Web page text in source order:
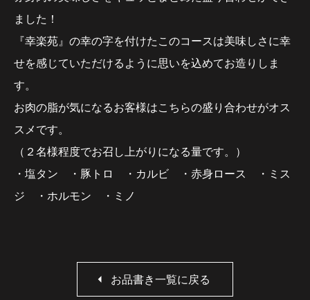
ました！
『幸楽苑』の幸の字を付けたこのコースは美味しさに幸
せを感じていただけるように思いを込めてお造りしま
す。
お肉の脂が気になるお客様はこちらの盛り合わせがオス
スメです。
（２名様程度でお召し上がりになる量です。）
・塩タン ・豚トロ ・カルビ ・赤身ロース ・ミス
ジ ・ホルモン ・ミノ
お品書き一覧に戻る